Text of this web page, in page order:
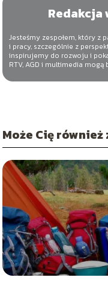
Jesteśmy zespołem, który z
i pracy, szczególnie z
inspirujemy do rozwoju i
RTV, AGD i multimedia
Może Cię